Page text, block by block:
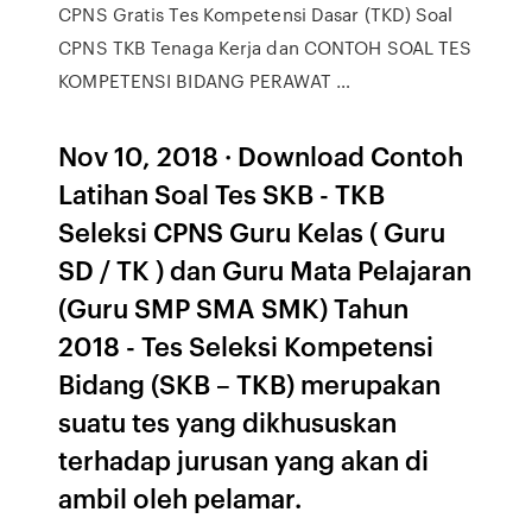
CPNS Gratis Tes Kompetensi Dasar (TKD) Soal
CPNS TKB Tenaga Kerja dan CONTOH SOAL TES
KOMPETENSI BIDANG PERAWAT …
Nov 10, 2018 · Download Contoh
Latihan Soal Tes SKB - TKB
Seleksi CPNS Guru Kelas ( Guru
SD / TK ) dan Guru Mata Pelajaran
(Guru SMP SMA SMK) Tahun
2018 - Tes Seleksi Kompetensi
Bidang (SKB – TKB) merupakan
suatu tes yang dikhususkan
terhadap jurusan yang akan di
ambil oleh pelamar.